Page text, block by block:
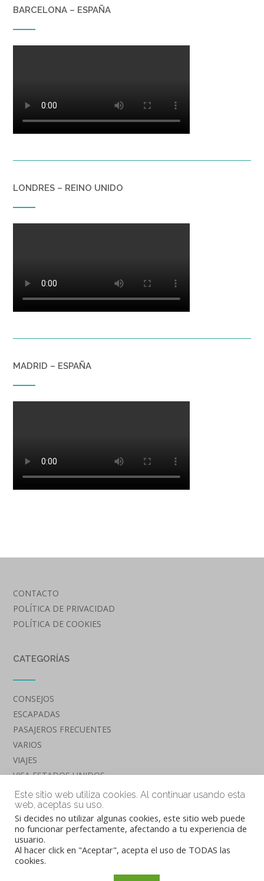
BARCELONA – ESPAÑA
LONDRES – REINO UNIDO
MADRID – ESPAÑA
CONTACTO
POLÍTICA DE PRIVACIDAD
POLÍTICA DE COOKIES
CATEGORÍAS
CONSEJOS
ESCAPADAS
PASAJEROS FRECUENTES
VARIOS
VIAJES
VISA ESTADOS UNIDOS
VUELOS
Tema deOut the Box
Este sitio web utiliza cookies. Al continuar usando esta
web, aceptas su uso.
Si decides no utilizar algunas cookies, este sitio web puede
no funcionar perfectamente, afectando a tu experiencia de
usuario.
Al hacer click en "Aceptar", acepta el uso de TODAS las
cookies.